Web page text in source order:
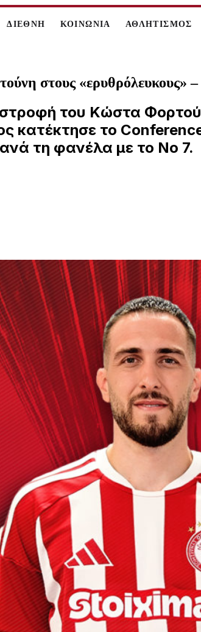
ΔΙΕΘΝΗ ΚΟΙΝΩΝΙΑ ΑΘΛΗΤΙΣΜΟΣ
στους «ερυθρόλευκους»
του Κώστα
κατέκτησε το
τη φανέλα με το Νο 7.